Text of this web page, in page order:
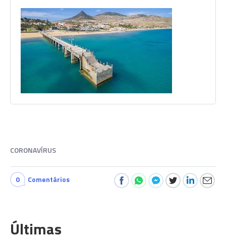
CORONAVÍRUS
0 Comentários
Últimas